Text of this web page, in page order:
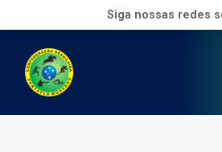
Siga nossas redes